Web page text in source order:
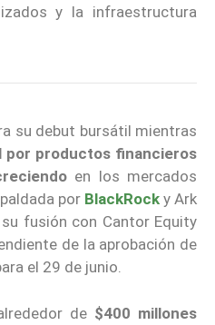
y la infraestructura
su debut bursátil mientras
por productos financieros
en los mercados
por BlackRock y Ark
fusión con Cantor Equity
de la aprobación de
el 29 de junio.
de $400 millones